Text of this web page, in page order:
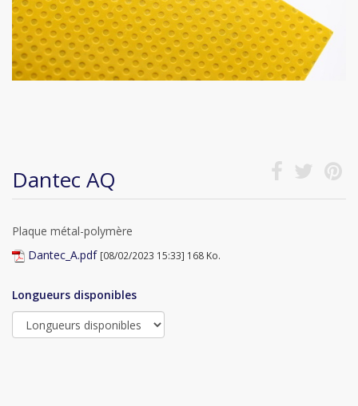
Dantec AQ
Plaque métal-polymère
Dantec_A.pdf [08/02/2023 15:33] 168 Ko.
Longueurs disponibles